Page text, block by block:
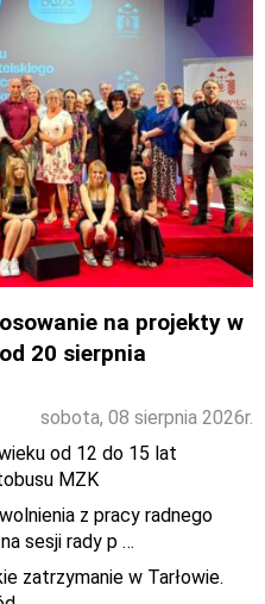
na projekty w
20 sierpnia
sobota, 08 sierpnia 2026r.
od 12 do 15 lat
MZK
z pracy radnego
sesji rady p …
zatrzymanie w Tarłowie.